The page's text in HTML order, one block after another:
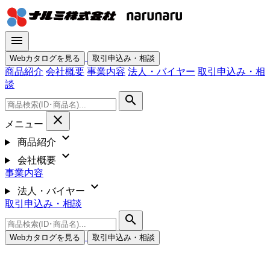
menu
Webカタログを見る 取引申込み・相談
商品紹介 会社概要 事業内容 法人・バイヤー 取引申込み・相
談
search
メニュー close
商品紹介 expand_more
会社概要 expand_more
事業内容
法人・バイヤー
expand_more
取引申込み・相談
search
Webカタログを見る 取引申込み・相談